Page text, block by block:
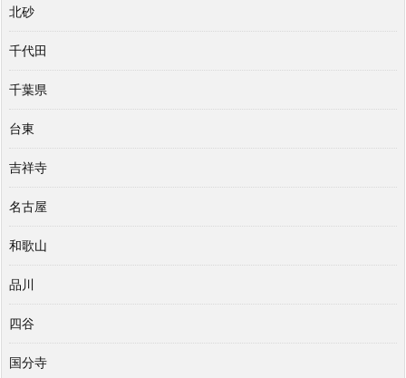
北砂
千代田
千葉県
台東
吉祥寺
名古屋
和歌山
品川
四谷
国分寺